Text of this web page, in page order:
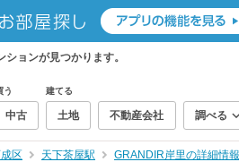
ョンが見つかります。
う
中古
建てる
土地 不動産会社 調べる
区 天下茶屋駅 GRANDIR岸里の詳細情報